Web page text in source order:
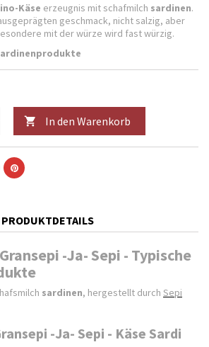
Käse erzeugnis mit schafmilch sardinen.
geschmack, nicht salzig, aber
mit der würze wird fast würzig.
 In den Warenkorb
PRODUKTDETAILS
-Ja- Sepi - Typische
sardinen, hergestellt durch Sepi
-Ja- Sepi - Käse Sardi